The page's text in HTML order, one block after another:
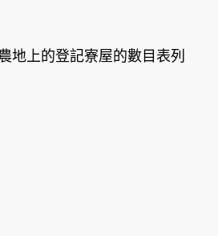
地上的登記寮屋的數目表列